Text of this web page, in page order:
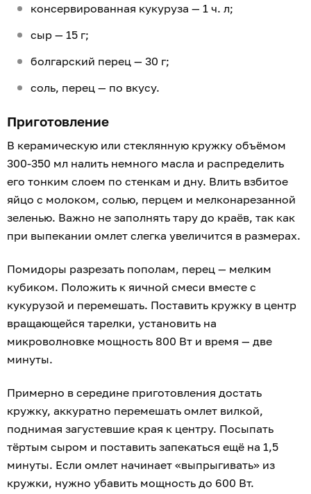
консервированная кукуруза — 1 ч. л;
сыр — 15 г;
болгарский перец — 30 г;
соль, перец — по вкусу.
Приготовление
В керамическую или стеклянную кружку объёмом
300-350 мл налить немного масла и распределить
его тонким слоем по стенкам и дну. Влить взбитое
яйцо с молоком, солью, перцем и мелконарезанной
зеленью. Важно не заполнять тару до краёв, так как
при выпекании омлет слегка увеличится в размерах.
Помидоры разрезать пополам, перец — мелким
кубиком. Положить к яичной смеси вместе с
кукурузой и перемешать. Поставить кружку в центр
вращающейся тарелки, установить на
микроволновке мощность 800 Вт и время — две
минуты.
Примерно в середине приготовления достать
кружку, аккуратно перемешать омлет вилкой,
поднимая загустевшие края к центру. Посыпать
тёртым сыром и поставить запекаться ещё на 1,5
минуты. Если омлет начинает «выпрыгивать» из
кружки, нужно убавить мощность до 600 Вт.